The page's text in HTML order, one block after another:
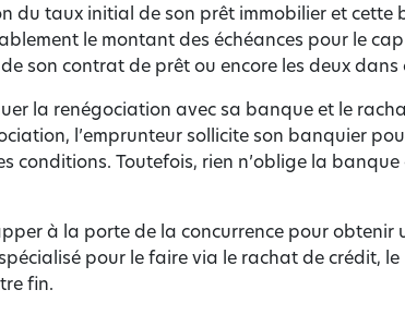
du taux initial de son prêt immobilier et cette
le montant des échéances pour le
son contrat de prêt ou encore les deux
la renégociation avec sa banque et le
l’emprunteur sollicite son banquier
conditions. Toutefois, rien n’oblige la
à la porte de la concurrence pour
pour le faire via le rachat de crédit,
fin.